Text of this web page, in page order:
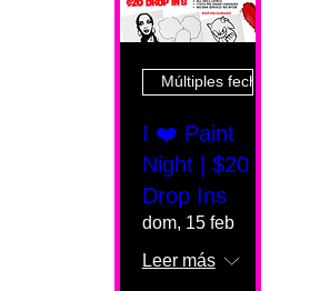
Múltiples fechas
I ❤️ Paint
Night | $20
Drop Ins
dom, 15 feb
Leer más